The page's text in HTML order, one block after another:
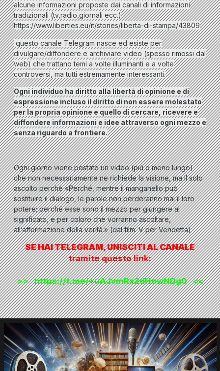
alcune informazioni proposte dai canali di informazioni
tradizionali (tv,radio,giornali ecc.)
https://www.liberties.eu/it/stories/liberta-di-stampa/43809
questo canale Telegram nasce ed esiste per
divulgare/diffondere e archiviare video (spesso rimossi dal
web) che trattano temi a volte illuminanti e a volte
controversi, ma tutti estremamente interessanti.
Ogni individuo ha diritto alla libertà di opinione e di
espressione incluso il diritto di non essere molestato
per la propria opinione e quello di cercare, ricevere e
diffondere informazioni e idee attraverso ogni mezzo e
senza riguardo a frontiere.
Ogni giorno viene postato un video (più o meno lungo)
che non necessariamente ne richiede la visione, ma il solo
ascolto perchè «Perché, mentre il manganello può
sostituire il dialogo, le parole non perderanno mai il loro
potere; perché esse sono il mezzo per giungere al
significato, e per coloro che vorranno ascoltare,
all’affermazione della verità.» (dal film:V per Vendetta)
SE HAI TELEGRAM, UNISCITI AL CANALE
tramite questo link:
>>https://t.me/+uAJvmRx2dHowNDg0<<